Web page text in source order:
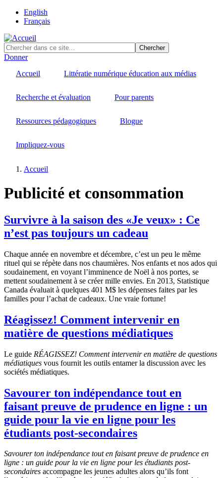
Skip
content
English
Français
Donner
Accueil
Littératie numérique éducation aux médias
Recherche et évaluation Pour parents
Ressources pédagogiques Blogue
Impliquez-vous
d'Ariane
Accueil
Publicité et consommation
Survivre à la saison des «Je veux» : Ce
n’est pas toujours un cadeau
Chaque année en novembre et décembre, c’est un peu le même
rituel qui se répète dans nos chaumières. Nos enfants et nos ados qui
soudainement, en voyant l’imminence de Noël à nos portes, se
mettent soudainement à se créer mille envies. En 2013, Statistique
Canada évaluait à quelques 401 M$ les dépenses faites par les
familles pour l’achat de cadeaux. Une vraie fortune!
Réagissez! Comment intervenir en
matière de questions médiatiques
Le guide RÉAGISSEZ! Comment intervenir en matière de questions
médiatiques vous fournit les outils entamer la discussion avec les
sociétés médiatiques.
Savourer ton indépendance tout en
faisant preuve de prudence en ligne : un
guide pour la vie en ligne pour les
étudiants post-secondaires
Savourer ton indépendance tout en faisant preuve de prudence en
ligne : un guide pour la vie en ligne pour les étudiants post-
secondaires accompagne les jeunes adultes alors qu’ils font